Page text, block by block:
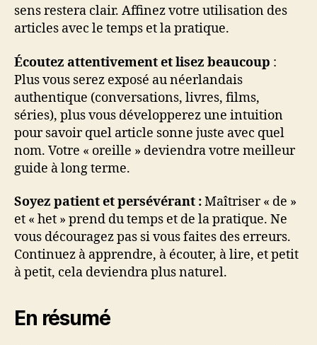
sens restera clair. Affinez votre utilisation des
articles avec le temps et la pratique.
Écoutez attentivement et lisez beaucoup :
Plus vous serez exposé au néerlandais
authentique (conversations, livres, films,
séries), plus vous développerez une intuition
pour savoir quel article sonne juste avec quel
nom. Votre « oreille » deviendra votre meilleur
guide à long terme.
Soyez patient et persévérant :Maîtriser « de »
et « het » prend du temps et de la pratique. Ne
vous découragez pas si vous faites des erreurs.
Continuez à apprendre, à écouter, à lire, et petit
à petit, cela deviendra plus naturel.
En résumé